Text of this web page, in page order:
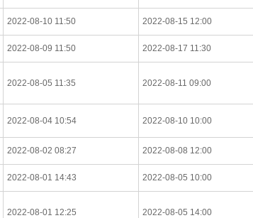
2022-08-10 11:50 2022-08-15 12:00
2022-08-09 11:50 2022-08-17 11:30
2022-08-05 11:35 2022-08-11 09:00
2022-08-04 10:54 2022-08-10 10:00
2022-08-02 08:27 2022-08-08 12:00
2022-08-01 14:43 2022-08-05 10:00
2022-08-01 12:25 2022-08-05 14:00